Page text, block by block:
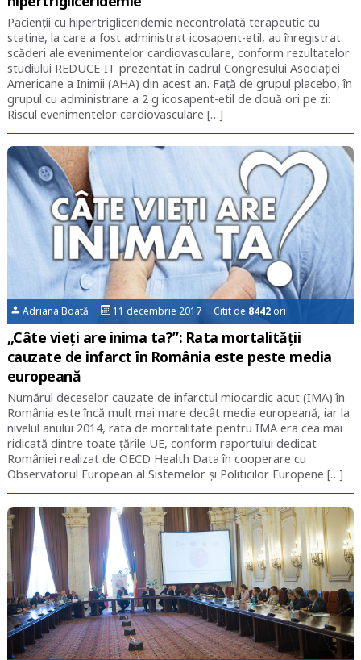
Pacienții cu hipertrigliceridemie necontrolată terapeutic cu
statine, la care a fost administrat icosapent-etil, au înregistrat
scăderi ale evenimentelor cardiovasculare, conform rezultatelor
studiului REDUCE-IT prezentat în cadrul Congresului Asociației
Americane a Inimii (AHA) din acest an. Față de grupul placebo, în
grupul cu administrare a 2 g icosapent-etil de două ori pe zi:
Riscul evenimentelor cardiovasculare […]
Adriana Boată 11 decembrie 2017 Citit de 8442ori
„Câte vieți are inima ta?”: Rata mortalității
cauzate de infarct în România este peste media
europeană
Numărul deceselor cauzate de infarctul miocardic acut (IMA) în
România este încă mult mai mare decât media europeană, iar la
nivelul anului 2014, rata de mortalitate pentru IMA era cea mai
ridicată dintre toate țările UE, conform raportului dedicat
României realizat de OECD Health Data în cooperare cu
Observatorul European al Sistemelor și Politicilor Europene […]